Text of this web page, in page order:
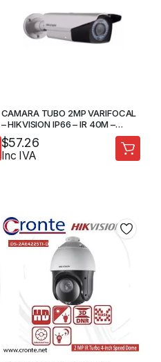
CAMARA TUBO 2MP VARIFOCAL
– HIKVISION IP66 – IR 40M –
CAMARA DE SEGURIDAD
$57.26
Inc IVA